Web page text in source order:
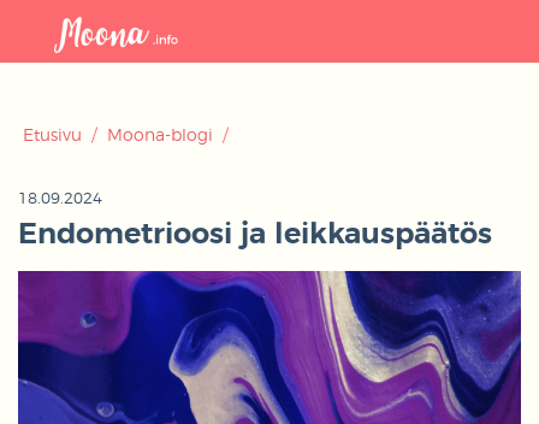
Etusivu / Moona-blogi /
18.09.2024
Endometrioosi ja leikkauspäätös